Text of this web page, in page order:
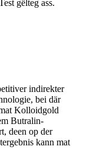
gëlteg ass.
indirekter
bei där
Kolloidgold
Butralin-
deen op der
kann mat